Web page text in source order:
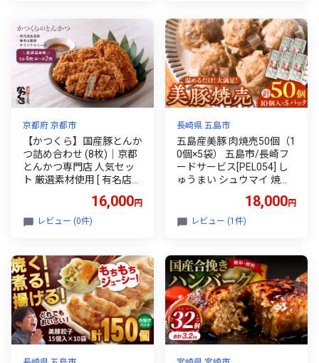
と納税 ]
京都府 京都市
【かつくら】国産豚とんか
つ詰め合わせ (8枚)｜京都
とんかつ専門店 人気セッ
ト 厳選素材使用 [ 有名店
やわらか食感 独自開発の
パン粉使用 おすすめ 肉 豚
納税 ]
16,000円
レビュー (0件)
長崎県 五島市
五島産美豚 肉焼売50個（1
0個×5袋） 五島市/長崎フ
ードサービス[PEL054] し
ゅうまい シュウマイ 焼売
18,000円
レビュー (1件)